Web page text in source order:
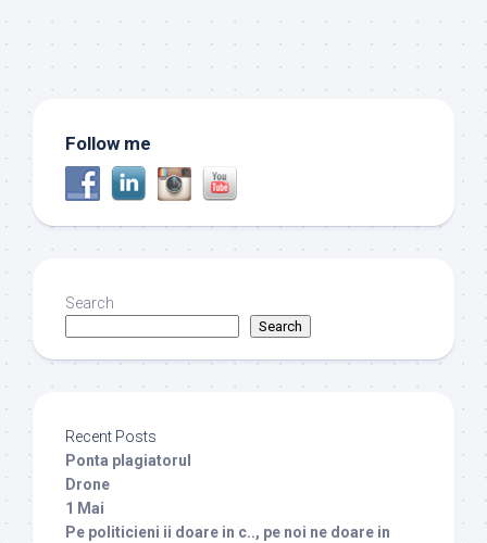
Follow me
Search
Search
Recent Posts
Ponta plagiatorul
Drone
1 Mai
Pe politicieni ii doare in c.., pe noi ne doare in